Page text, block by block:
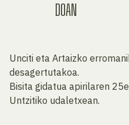
DOAN
Unciti eta Artaizko
desagertutakoa.
Bisita gidatua apirilaren
Untzitiko udaletxean.